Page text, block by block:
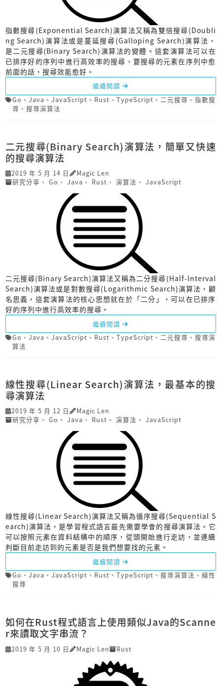
指數搜尋(Exponential Search)演算法又稱為雙倍搜尋(Doubli
ng Search)演算法或是蔓延搜尋(Galloping Search)演算法，
是二元搜尋(Binary Search)演算法的變體。這套演算法可以在
已排序好的序列中進行高效率的搜尋，要搜尋的元素在序列中愈
前面的話，搜尋效能愈好。
繼續閱讀
Go 、 Java 、 JavaScript 、 Rust 、 TypeScript 、 二元搜尋 、 指數搜
尋 、 搜尋演算法
二元搜尋(Binary Search)演算法，簡單又快速
的搜尋演算法
2019 年 5 月 14 日
Magic Len
研究分享 、 Go 、 Java 、 Rust 、 演算法 、 JavaScript
二元搜尋(Binary Search)演算法又稱為二分搜尋(Half-Interval
Search)演算法或是對數搜尋(Logarithmic Search)演算法，顧
名思義，這套演算法的核心思想就在於「二分」，可以在已排序
好的序列中進行高效率的搜尋。
繼續閱讀
Go 、 Java 、 JavaScript 、 Rust 、 TypeScript 、 二元搜尋 、 搜尋演
算法
線性搜尋(Linear Search)演算法，最基本的搜
尋演算法
2019 年 5 月 12 日
Magic Len
研究分享 、 Go 、 Java 、 Rust 、 演算法 、 JavaScript
線性搜尋(Linear Search)演算法又稱為循序搜尋(Sequential S
earch)演算法，是學習程式語言最先需要學會的搜尋演算法。它
可以按照元素在資料結構中的順序，從頭開始進行走訪，並連續
判斷目前走訪到的元素是否是我們想要找的元素。
繼續閱讀
Go 、 Java 、 JavaScript 、 Rust 、 TypeScript 、 搜尋演算法 、 線性
搜尋
如何在Rust程式語言上使用類似Java的Scanne
r來讀取文字串流？
2019 年 5 月 10 日 Magic Len Rust